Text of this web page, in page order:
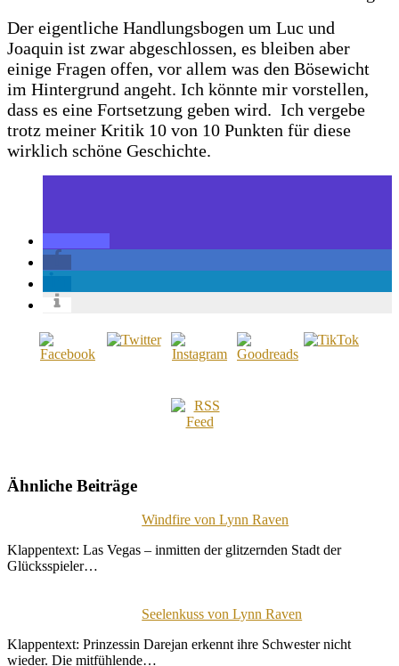
Der eigentliche Handlungsbogen um Luc und
Joaquin ist zwar abgeschlossen, es bleiben aber
einige Fragen offen, vor allem was den Bösewicht
im Hintergrund angeht. Ich könnte mir vorstellen,
dass es eine Fortsetzung geben wird. Ich vergebe
trotz meiner Kritik 10 von 10 Punkten für diese
wirklich schöne Geschichte.
Ähnliche Beiträge
Windfire von Lynn Raven
Klappentext: Las Vegas – inmitten der glitzernden Stadt der
Glücksspieler…
Seelenkuss von Lynn Raven
Klappentext: Prinzessin Darejan erkennt ihre Schwester nicht
wieder. Die mitfühlende…